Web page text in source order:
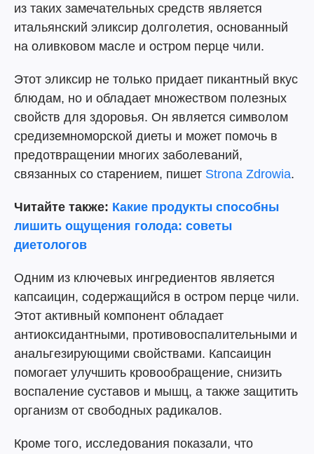
из таких замечательных средств является
итальянский эликсир долголетия, основанный
на оливковом масле и остром перце чили.
Этот эликсир не только придает пикантный вкус
блюдам, но и обладает множеством полезных
свойств для здоровья. Он является символом
средиземноморской диеты и может помочь в
предотвращении многих заболеваний,
связанных со старением, пишет Strona Zdrowia.
Читайте также: Какие продукты способны
лишить ощущения голода: советы
диетологов
Одним из ключевых ингредиентов является
капсаицин, содержащийся в остром перце чили.
Этот активный компонент обладает
антиоксидантными, противовоспалительными и
анальгезирующими свойствами. Капсаицин
помогает улучшить кровообращение, снизить
воспаление суставов и мышц, а также защитить
организм от свободных радикалов.
Кроме того, исследования показали, что